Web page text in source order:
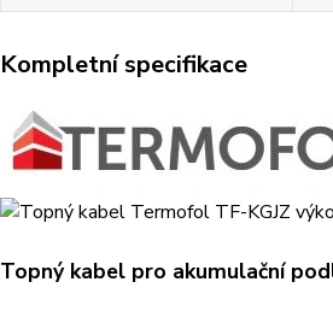
Kompletní specifikace
Topný kabel pro akumulační